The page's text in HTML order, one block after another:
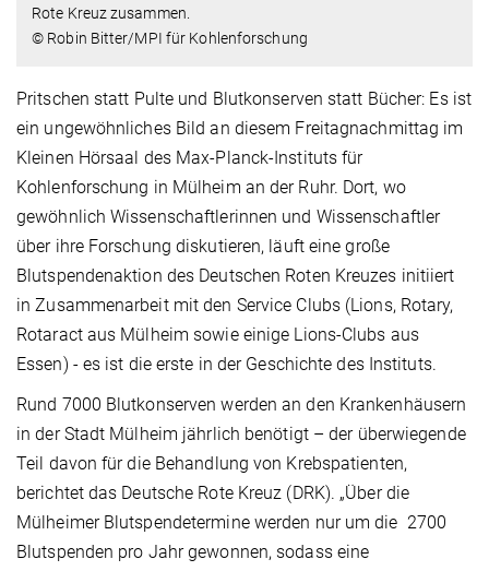
Rote Kreuz zusammen.
© Robin Bitter/MPI für Kohlenforschung
Pritschen statt Pulte und Blutkonserven statt Bücher: Es ist
ein ungewöhnliches Bild an diesem Freitagnachmittag im
Kleinen Hörsaal des Max-Planck-Instituts für
Kohlenforschung in Mülheim an der Ruhr. Dort, wo
gewöhnlich Wissenschaftlerinnen und Wissenschaftler
über ihre Forschung diskutieren, läuft eine große
Blutspendenaktion des Deutschen Roten Kreuzes initiiert
in Zusammenarbeit mit den Service Clubs (Lions, Rotary,
Rotaract aus Mülheim sowie einige Lions-Clubs aus
Essen) - es ist die erste in der Geschichte des Instituts.
Rund 7000 Blutkonserven werden an den Krankenhäusern
in der Stadt Mülheim jährlich benötigt – der überwiegende
Teil davon für die Behandlung von Krebspatienten,
berichtet das Deutsche Rote Kreuz (DRK). „Über die
Mülheimer Blutspendetermine werden nur um die 2700
Blutspenden pro Jahr gewonnen, sodass eine